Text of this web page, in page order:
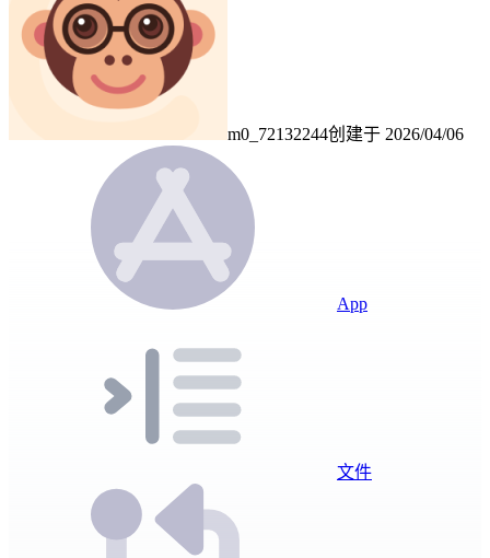
m0_72132244创建于 2026/04/06
App
文件